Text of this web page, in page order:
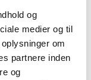
og
medier og til
om
partnere inden
og